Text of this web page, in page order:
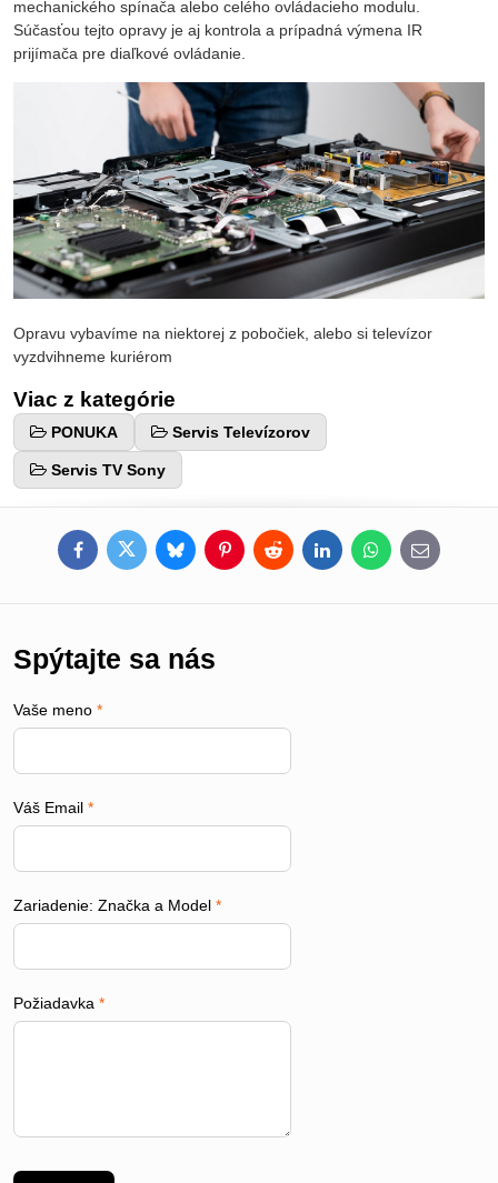
mechanického spínača alebo celého ovládacieho modulu.
Súčasťou tejto opravy je aj kontrola a prípadná výmena IR
prijímača pre diaľkové ovládanie.
Opravu vybavíme na niektorej z pobočiek, alebo si televízor
vyzdvihneme kuriérom
Viac z kategórie
PONUKA Servis Televízorov
Servis TV Sony
FacebookTwitterBlueskyPinterestRedditLinkedInWhatsApp
E-
mail
Spýtajte sa nás
Vaše meno *
Váš Email *
Zariadenie: Značka a Model *
Požiadavka *